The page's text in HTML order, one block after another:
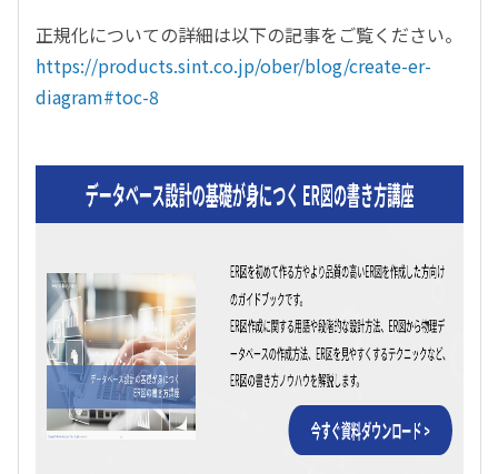
正規化についての詳細は以下の記事をご覧ください。
https://products.sint.co.jp/ober/blog/create-er-
diagram#toc-8